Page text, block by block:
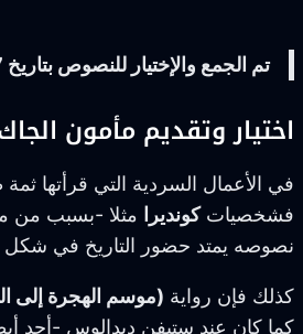
تم الجمع والإختيار للنصوص بتاريخ 27 سبتمبر 2023م
اختيار وتقديم مأمون
في الأعمال السردية التي قرأتها
فشخصياتكونديرا
مثلا -بسبب من
نصوصه يمتد حضور التاريخ في شكل
كذلك فإن رواية (موسم الهجرة إلى
كما كان عند ستيفن ديدالوس -أحد